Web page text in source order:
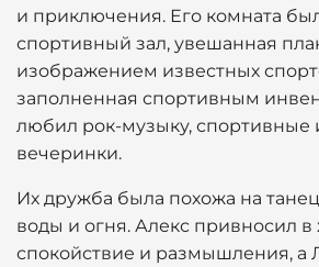
и приключения. Его комната
спортивный зал, увешанная
изображением известных
заполненная спортивным
любил рок-музыку,
вечеринки.
Их дружба была похожа на танец
воды и огня. Алекс привносил
спокойствие и размышления, а